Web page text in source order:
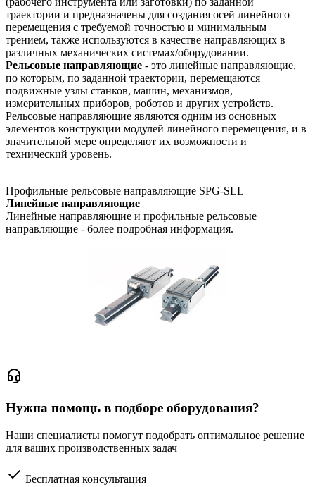
траектории и предназначены для создания осей линейного
перемещения с требуемой точностью и минимальным
трением, также используются в качестве направляющих в
различных механических системах/оборудовании.
Рельсовые направляющие - это линейные направляющие,
по которым, по заданной траектории, перемещаются
подвижные узлы станков, машин, механизмов,
измерительных приборов, роботов и других устройств.
Рельсовые направляющие являются одним из основных
элементов конструкции модулей линейного перемещения, и в
значительной мере определяют их возможности и
технический уровень.
Профильные рельсовые направляющие SPG-SLL
Линейные направляющие
Линейные направляющие и профильные рельсовые
направляющие - более подробная информация.
Нужна помощь в подборе оборудования?
Наши специалисты помогут подобрать оптимальное решение
для ваших производственных задач
Бесплатная консультация